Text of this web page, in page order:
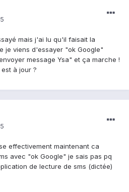
mais j'ai lu qu'il faisait la
je viens d'essayer "ok Google"
message Ysa" et ça marche !
à jour ?
effectivement maintenant ca
avec "ok Google" je sais pas pq
de lecture de sms (dictée)